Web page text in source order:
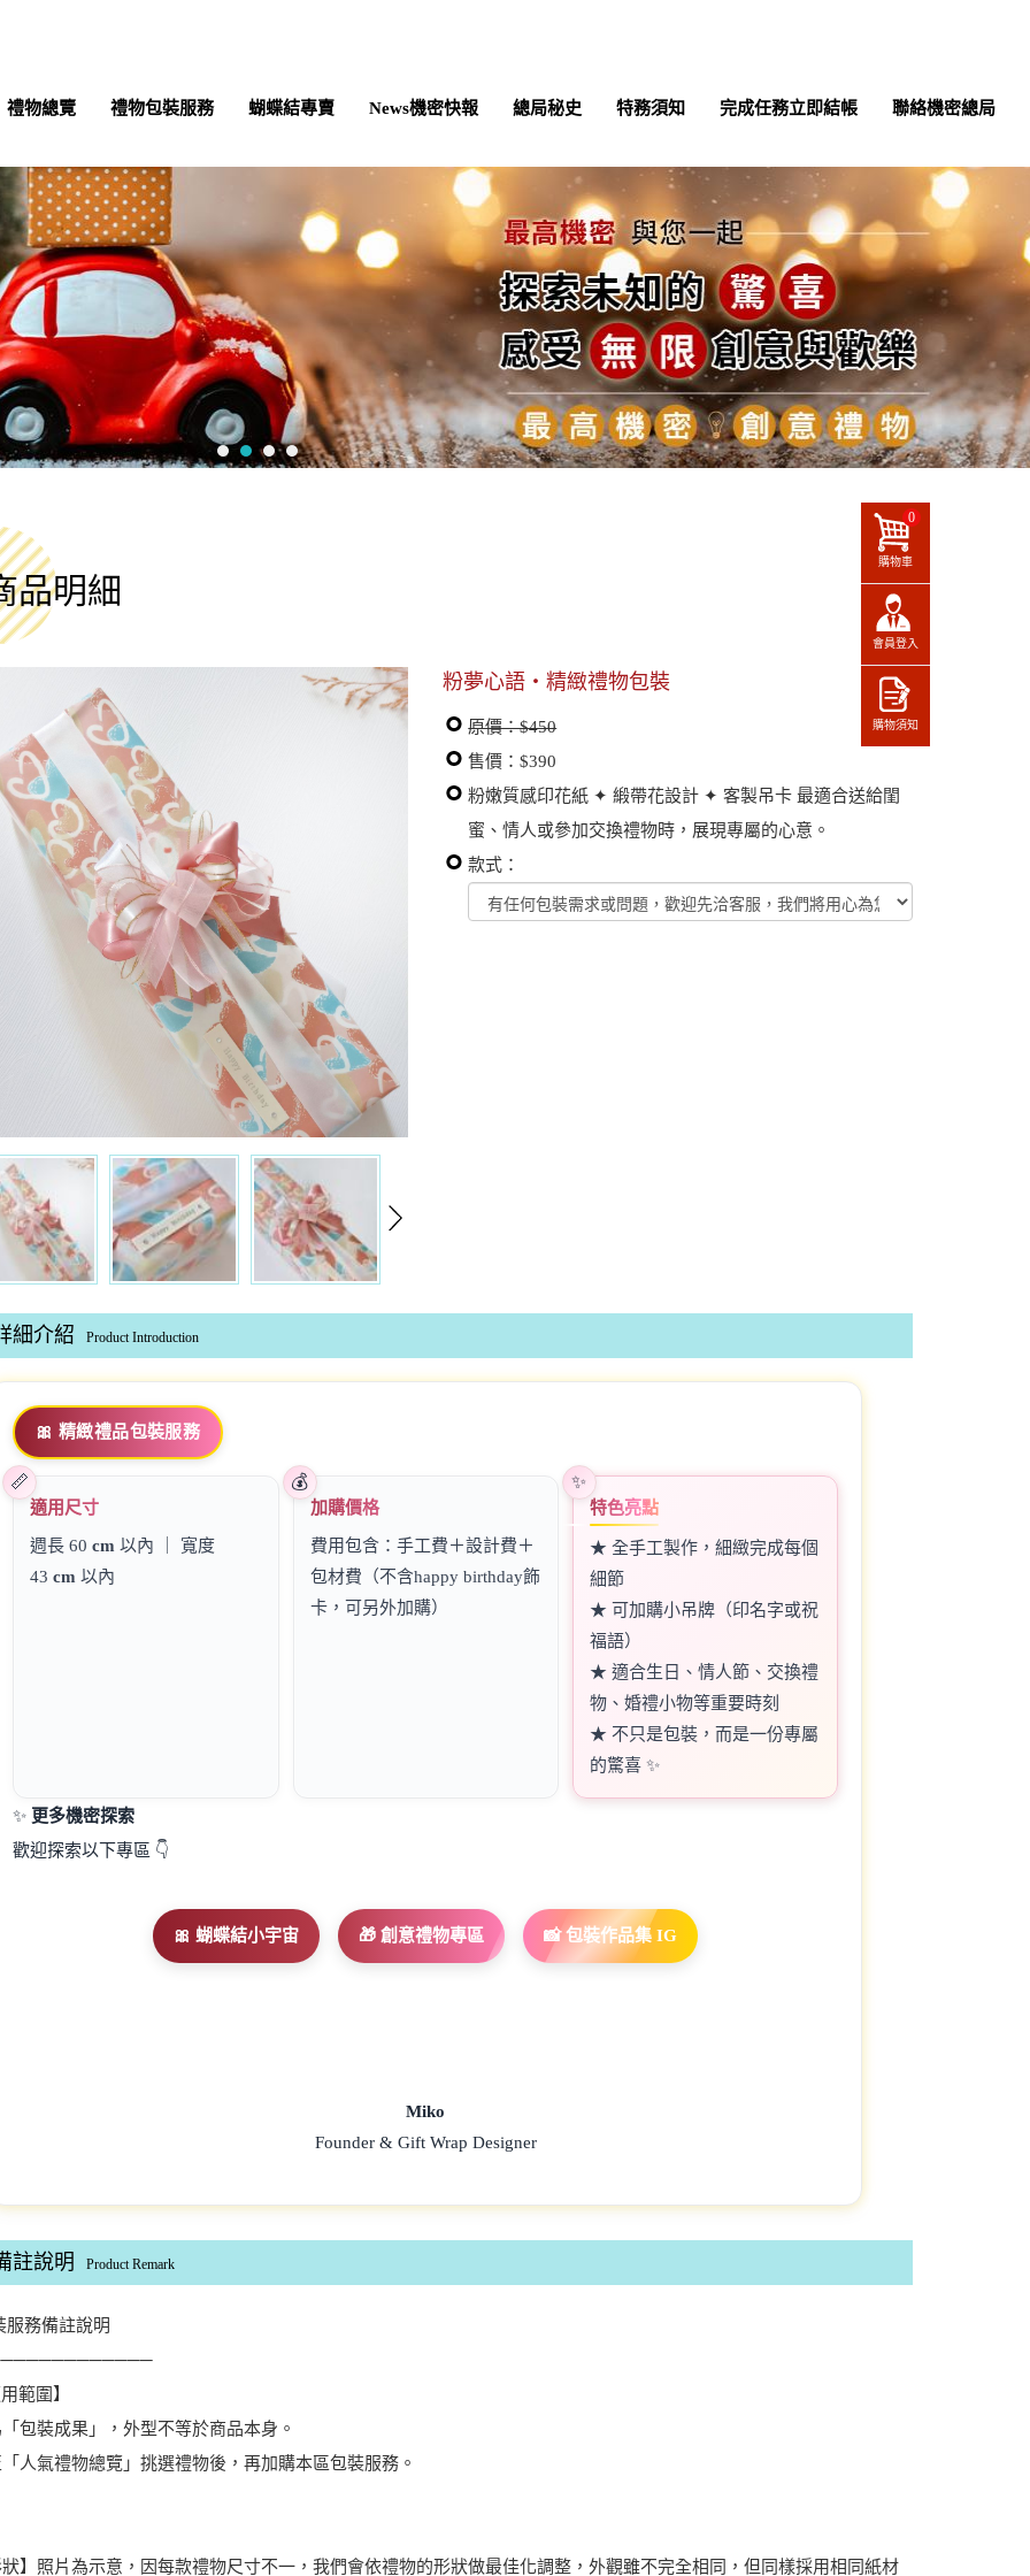
禮物總覽 禮物包裝服務 蝴蝶結專賣 News機密快報 總局秘史 特務須知 完成任務立即結帳 聯絡機密總局
品明細
粉夢心語・精緻禮物包裝
原價：$450
售價：$390
粉嫩質感印花紙 ✦ 緞帶花設計 ✦ 客製吊卡 最適合送給閨
蜜、情人或參加交換禮物時，展現專屬的心意。
款式：
細介紹 Product Introduction
🎀 精緻禮品包裝服務
適用尺寸
週長 60 cm 以內 ｜ 寬度
43 cm 以內
加購價格
費用包含：手工費＋設計費＋
包材費（不含happy birthday飾
卡，可另外加購）
特色亮點
★ 全手工製作，細緻完成每個
細節
★ 可加購小吊牌（印名字或祝
福語）
★ 適合生日、情人節、交換禮
物、婚禮小物等重要時刻
★ 不只是包裝，而是一份專屬
的驚喜 ✨
✨ 更多機密探索
歡迎探索以下專區 👇
🎀 蝴蝶結小宇宙 🎁 創意禮物專區 📸 包裝作品集 IG
Miko
Founder & Gift Wrap Designer
註說明 Product Remark
服務備註說明
範圍】
包裝成果」，外型不等於商品本身。
人氣禮物總覽」挑選禮物後，再加購本區包裝服務。
】照片為示意，因每款禮物尺寸不一，我們會依禮物的形狀做最佳化調整，外觀雖不完全相同，但同樣採用相同紙材
購物車
0
會員登入
購物須知